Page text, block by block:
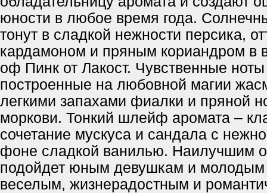
юности в любое время года.
тонут в сладкой нежности персика,
кардамоном и пряным кориандром в
оф Пинк от Лакост. Чувственные
построенные на любовной магии
легкими запахами фиалки и пряной
моркови. Тонкий шлейф аромата –
сочетание мускуса и сандала с
фоне сладкой ванилью. Наилучшим
подойдет юным девушкам и
веселым, жизнерадостным и